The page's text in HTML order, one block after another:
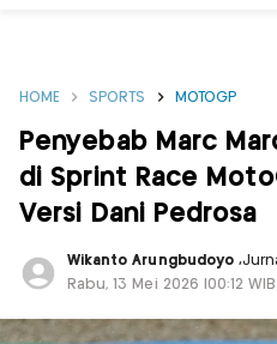
HOME SPORTS MOTOGP
Penyebab Marc
di Sprint Race
Versi Dani Pedrosa
Wikanto Arungbudoyo ,
Rabu, 13 Mei 2026 |00:12 WIB